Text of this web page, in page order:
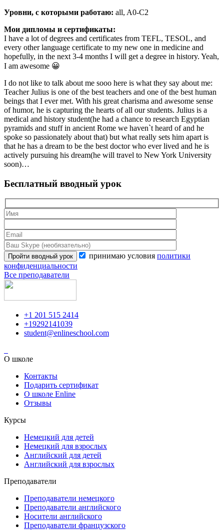
Уровни, с которыми работаю: all, A0-C2
Мои дипломы и сертификаты:
I have a lot of degrees and certificates from TEFL, TESOL, and
every other language certificate to my new one in medicine and
hopefully, in the next 3-4 months I will get a degree in history. Yeah,
I am awesome 😀
I do not like to talk about me sooo here is what they say about me:
Teacher Julius is one of the best teachers and one of the best human
beings that I ever met. With his great charisma and awesome sense
of humor, he is capturing the hearts of all our students. Julius is a
medical and history student(he had a chance to research Egyptian
pyramids and stuff in ancient Rome we haven`t heard of and he
spoke so passionately about that) but what really sets him apart is
that he has a dream to be the best doctor who ever lived and he is
actively pursuing his dream(he will travel to New York University
soon)…
Бесплатный вводный урок
принимаю условия политики
конфиденциальности
Все преподаватели
+1 201 515 2414
+19292141039
student@enlineschool.com
О школе
Контакты
Подарить сертификат
О школе Enline
Отзывы
Курсы
Немецкий для детей
Немецкий для взрослых
Английский для детей
Английский для взрослых
Преподаватели
Преподаватели немецкого
Преподаватели английского
Носители английского
Преподаватели французского